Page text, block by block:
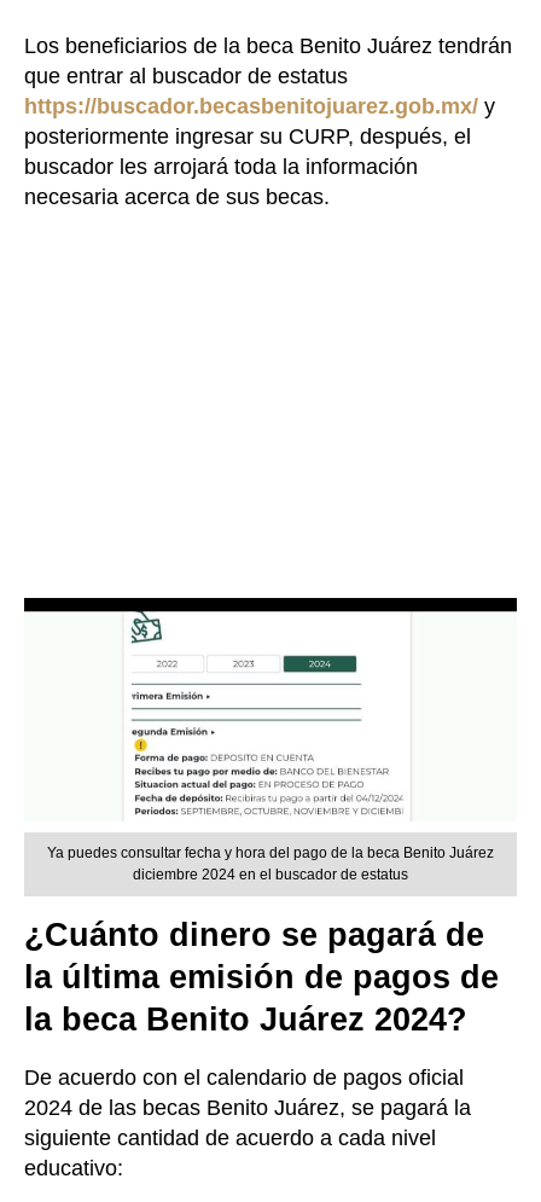
Los beneficiarios de la beca Benito Juárez tendrán
que entrar al buscador de estatus
https://buscador.becasbenitojuarez.gob.mx/ y
posteriormente ingresar su CURP, después, el
buscador les arrojará toda la información
necesaria acerca de sus becas.
Ya puedes consultar fecha y hora del pago de la beca Benito Juárez
diciembre 2024 en el buscador de estatus
¿Cuánto dinero se pagará de
la última emisión de pagos de
la beca Benito Juárez 2024?
De acuerdo con el calendario de pagos oficial
2024 de las becas Benito Juárez, se pagará la
siguiente cantidad de acuerdo a cada nivel
educativo: